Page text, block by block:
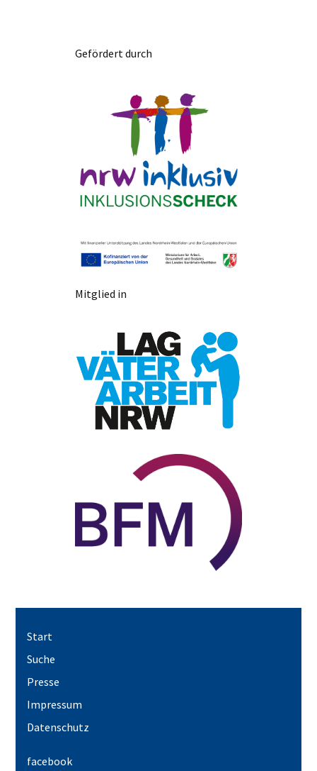
Gefördert durch
Mitglied in
Start
Suche
Presse
Impressum
Datenschutz
facebook